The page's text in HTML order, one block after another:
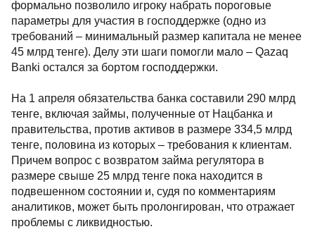
формально позволило игроку набрать пороговые
параметры для участия в господдержке (одно из
требований – минимальный размер капитала не менее
45 млрд тенге). Делу эти шаги помогли мало – Qazaq
Banki остался за бортом господдержки.
На 1 апреля обязательства банка составили 290 млрд
тенге, включая займы, полученные от Нацбанка и
правительства, против активов в размере 334,5 млрд
тенге, половина из которых – требования к клиентам.
Причем вопрос с возвратом займа регулятора в
размере свыше 25 млрд тенге пока находится в
подвешенном состоянии и, судя по комментариям
аналитиков, может быть пролонгирован, что отражает
проблемы с ликвидностью.